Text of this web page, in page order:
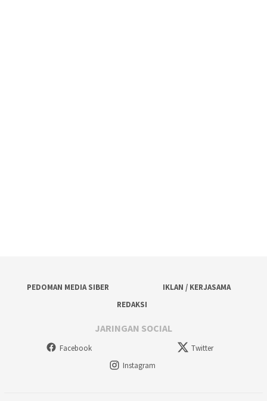
PEDOMAN MEDIA SIBER
IKLAN / KERJASAMA
REDAKSI
JARINGAN SOCIAL
Facebook
Twitter
Instagram